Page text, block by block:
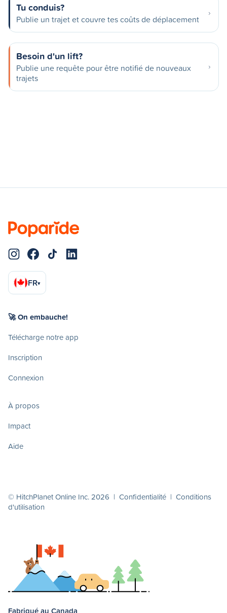
Tu conduis?
Publie un trajet et couvre tes coûts de déplacement
Besoin d'un lift?
Publie une requête pour être notifié de nouveaux
trajets
FR▾
🚀 On embauche!
Télécharge notre app
Inscription
Connexion
À propos
Impact
Aide
© HitchPlanet Online Inc. 2026 | Confidentialité | Conditions
d'utilisation
Fabriqué au Canada